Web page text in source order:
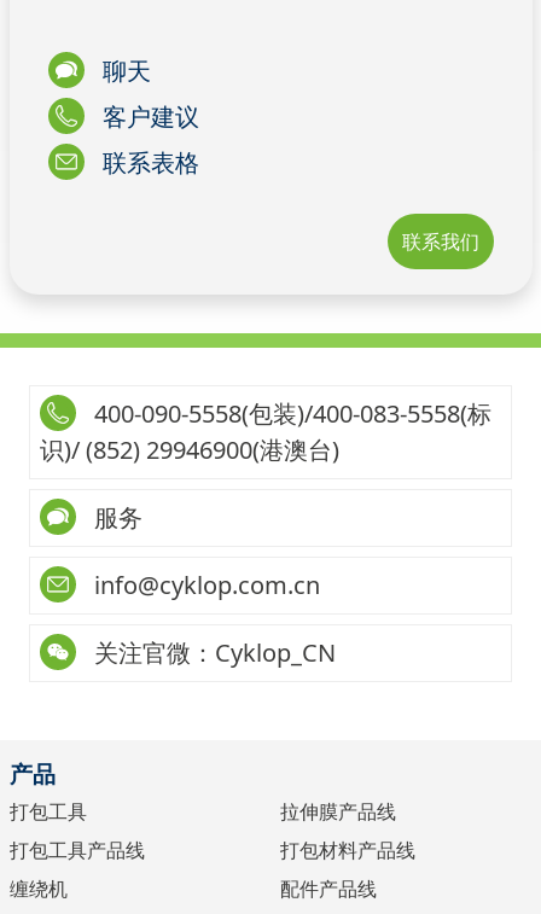
聊天
客户建议
联系表格
联系我们
400-090-5558(包装)/400-083-5558(标
识)/ (852) 29946900(港澳台)
服务
info@cyklop.com.cn
关注官微：Cyklop_CN
产品
打包工具
打包工具产品线
缠绕机
拉伸膜产品线
打包材料产品线
配件产品线